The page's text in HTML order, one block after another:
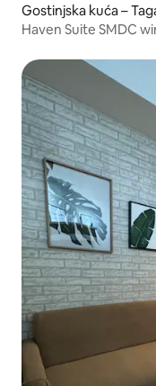
Gostinjska kuća –
Haven Suite SMDC